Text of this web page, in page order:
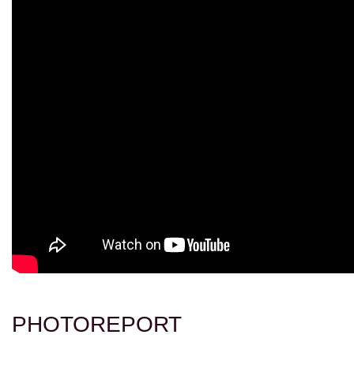
PHOTOREPORT